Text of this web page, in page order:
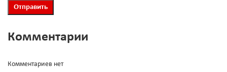
Комментарии
Комментариев нет